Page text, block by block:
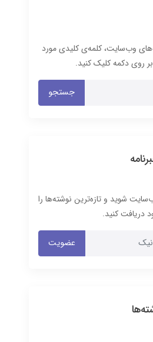
وب‌سایت، کلمه‌ی کلیدی مورد
روی دکمه کلیک کنید.
جستجو
شوید و تازه‌ترین نوشته‌ها را
دریافت کنید.
عضویت